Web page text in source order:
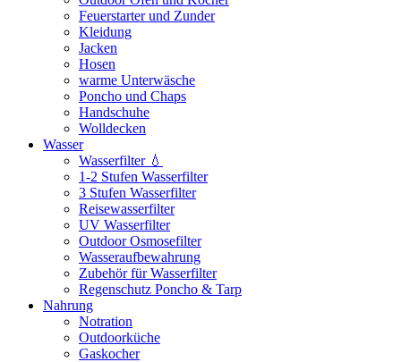
Feuerstarter und Zunder
Kleidung
Jacken
Hosen
warme Unterwäsche
Poncho und Chaps
Handschuhe
Wolldecken
Wasser
Wasserfilter 💧
1-2 Stufen Wasserfilter
3 Stufen Wasserfilter
Reisewasserfilter
UV Wasserfilter
Outdoor Osmosefilter
Wasseraufbewahrung
Zubehör für Wasserfilter
Regenschutz Poncho & Tarp
Nahrung
Notration
Outdoorküche
Gaskocher